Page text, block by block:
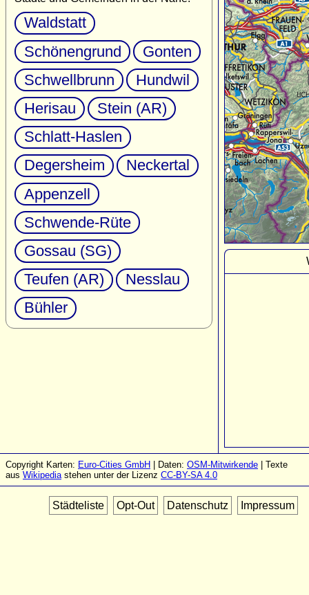
Waldstatt
Schönengrund
Gonten
Schwellbrunn
Hundwil
Herisau
Stein (AR)
Schlatt-Haslen
Degersheim
Neckertal
Appenzell
Schwende-Rüte
Gossau (SG)
Teufen (AR)
Nesslau
Bühler
Copyright Karten: Euro-Cities GmbH | Daten: OSM-Mitwirkende | Texte
aus Wikipediastehen unter der Lizenz CC-BY-SA 4.0
Städteliste Opt-Out Datenschutz Impressum